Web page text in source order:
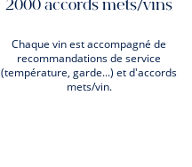
2000 accords mets/vins
Chaque vin est accompagné de
recommandations de service
(température, garde...) et d'accords
mets/vin.